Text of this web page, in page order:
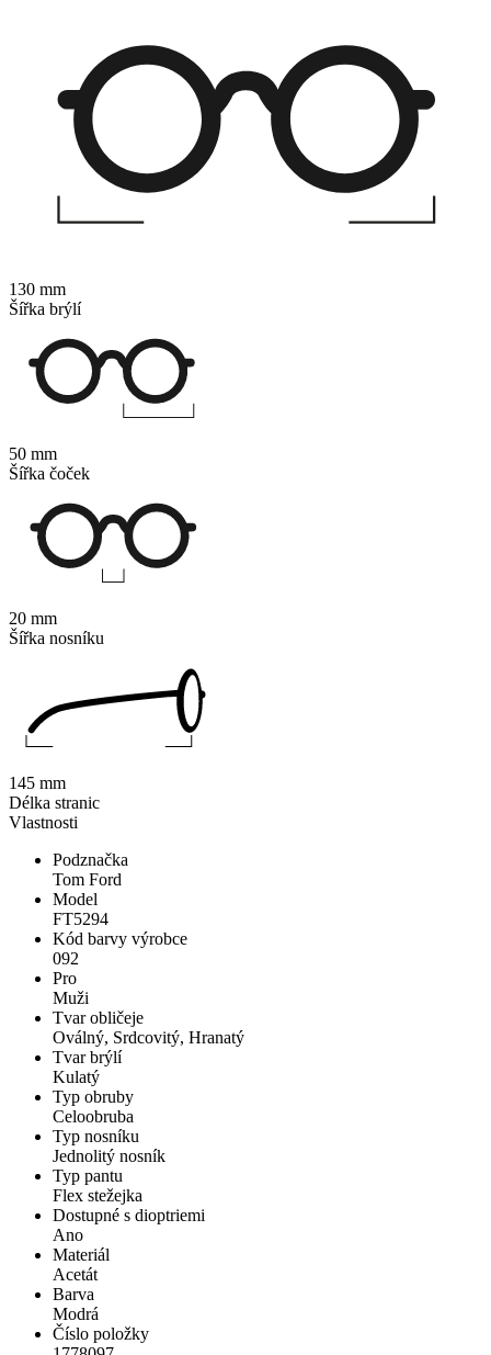
Vlastnosti
Podznačka
Tom Ford
Model
FT5294
Kód barvy výrobce
092
Pro
Muži
Tvar obličeje
Oválný, Srdcovitý, Hranatý
Tvar brýlí
Kulatý
Typ obruby
Celoobruba
Typ nosníku
Jednolitý nosník
Typ pantu
Flex stežejka
Dostupné s dioptriemi
Ano
Materiál
Acetát
Barva
Modrá
Číslo položky
130 mm
Šířka brýlí
50 mm
Šířka čoček
20 mm
Šířka nosníku
145 mm
Délka stranic